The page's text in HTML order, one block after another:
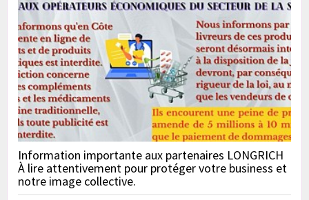
Information importante aux partenaires LONGRICH
À lire attentivement pour protéger votre business et
notre image collective.